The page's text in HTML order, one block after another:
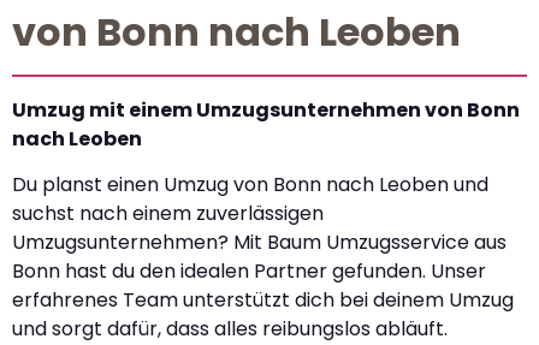
von Bonn nach Leoben
Umzug mit einem Umzugsunternehmen von Bonn
nach Leoben
Du planst einen Umzug von Bonn nach Leoben und
suchst nach einem zuverlässigen
Umzugsunternehmen? Mit Baum Umzugsservice aus
Bonn hast du den idealen Partner gefunden. Unser
erfahrenes Team unterstützt dich bei deinem Umzug
und sorgt dafür, dass alles reibungslos abläuft.